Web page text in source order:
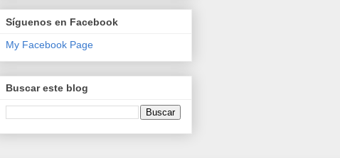
Síguenos en Facebook
My Facebook Page
Buscar este blog